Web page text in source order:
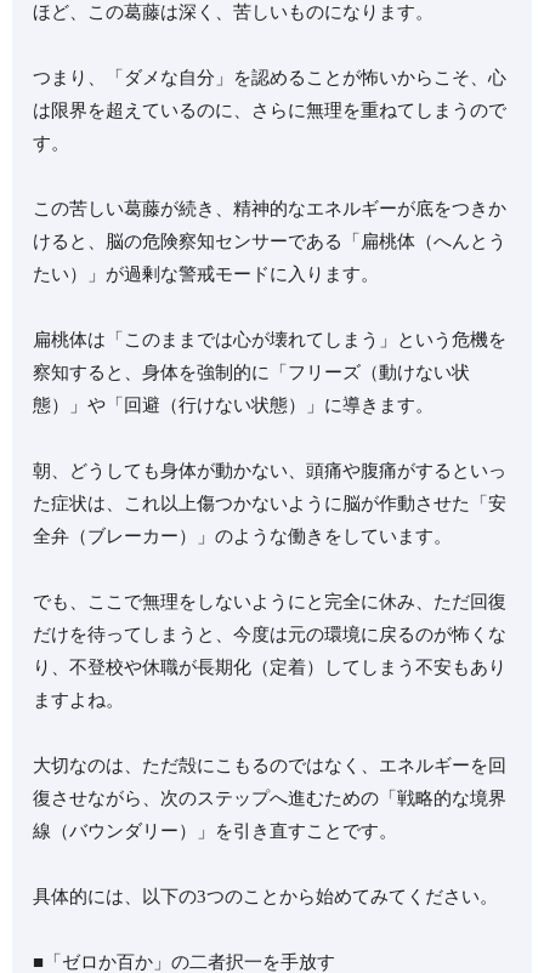
ほど、この葛藤は深く、苦しいものになります。
つまり、「ダメな自分」を認めることが怖いからこそ、心
は限界を超えているのに、さらに無理を重ねてしまうので
す。
この苦しい葛藤が続き、精神的なエネルギーが底をつきか
けると、脳の危険察知センサーである「扁桃体（へんとう
たい）」が過剰な警戒モードに入ります。
扁桃体は「このままでは心が壊れてしまう」という危機を
察知すると、身体を強制的に「フリーズ（動けない状
態）」や「回避（行けない状態）」に導きます。
朝、どうしても身体が動かない、頭痛や腹痛がするといっ
た症状は、これ以上傷つかないように脳が作動させた「安
全弁（ブレーカー）」のような働きをしています。
でも、ここで無理をしないようにと完全に休み、ただ回復
だけを待ってしまうと、今度は元の環境に戻るのが怖くな
り、不登校や休職が長期化（定着）してしまう不安もあり
ますよね。
大切なのは、ただ殻にこもるのではなく、エネルギーを回
復させながら、次のステップへ進むための「戦略的な境界
線（バウンダリー）」を引き直すことです。
具体的には、以下の3つのことから始めてみてください。
■「ゼロか百か」の二者択一を手放す